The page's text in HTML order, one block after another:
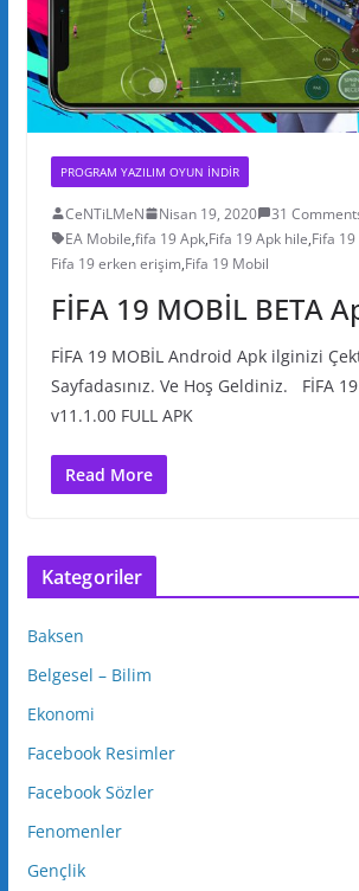
PROGRAM YAZILIM OYUN INDIR
CeNTiLMeN Nisan 19, 2020
31
EA Mobile,fifa 19 Apk,Fifa 19 Apk hile,Fifa
Fifa 19 erken erişim,Fifa 19 Mobil
FİFA 19 MOBİL BETA
FİFA 19 MOBİL Android Apk ilginizi
Sayfadasınız. Ve Hoş Geldiniz. FİFA 19
v11.1.00 FULL APK
Read More
Kategoriler
Baksen
Belgesel – Bilim
Ekonomi
Facebook Resimler
Facebook Sözler
Fenomenler
Gençlik